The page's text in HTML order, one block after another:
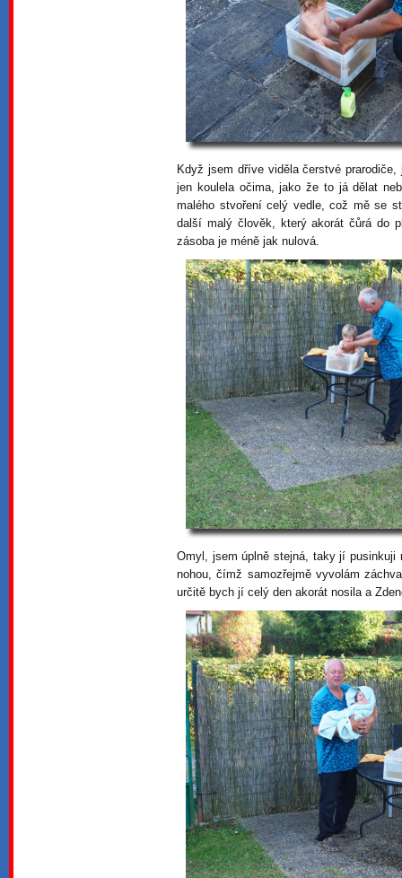
Když jsem dříve viděla čerstvé
jen koulela očima, jako že to já dělat
malého stvoření celý vedle, což mě se
další malý člověk, který akorát čůrá do
zásoba je méně jak nulová.
Omyl, jsem úplně stejná, taky jí
nohou, čímž samozřejmě vyvolám
určitě bych jí celý den akorát nosila a